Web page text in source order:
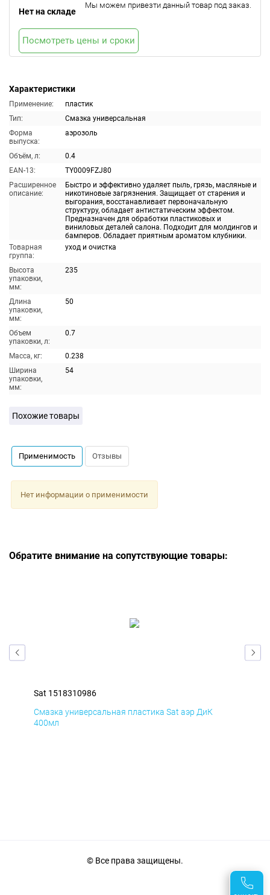
Характеристики
Применение:
пластик
Тип:
Смазка универсальная
Форма
выпуска:
аэрозоль
Объём, л:
0.4
EAN-13:
TY0009FZJ80
Расширенное
описание:
Быстро и эффективно удаляет пыль, грязь, масляные и
никотиновые загрязнения. Защищает от старения и
выгорания, восстанавливает первоначальную
структуру, обладает антистатическим эффектом.
Предназначен для обработки пластиковых и
виниловых деталей салона. Подходит для молдингов и
бамперов. Обладает приятным ароматом клубники.
Товарная
группа:
уход и очистка
Высота
упаковки,
мм:
235
Длина
упаковки,
мм:
50
Объем
упаковки, л:
0.7
Масса, кг:
0.238
Ширина
упаковки,
мм:
54
Нет на складе
Мы можем привезти данный товар под заказ.
Посмотреть цены и сроки
Похожие товары
Применимость Отзывы
Нет информации о применимости
Обратите внимание на сопутствующие товары:
Sat 1518310986
Смазка универсальная пластика Sat аэр ДиК
400мл
© Все права защищены.